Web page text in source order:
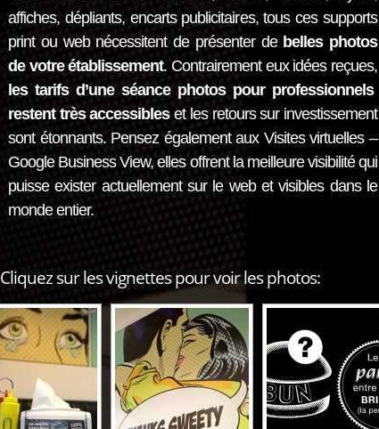
affiches, dépliants, encarts publicitaires, tous ces supports
print ou web nécessitent de présenter de belles photos
de votre établissement. Contrairement eux idées reçues,
les tarifs d’une séance photos pour professionnels
restent très accessibleset les retours sur investissement
sont étonnants. Pensez également aux Visites virtuelles –
Google Business View, elles offrent la meilleure visibilité qui
puisse exister actuellement sur le web et visibles dans le
monde entier.
Cliquez sur les vignettes pour voir les photos: